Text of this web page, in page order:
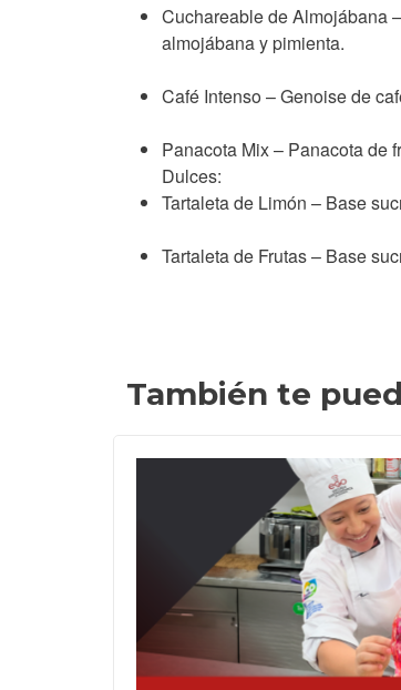
Cuchareable de Almojábana
almojábana y pimienta.
Café Intenso – Genoise de
Panacota Mix – Panacota de
Dulces:
Tartaleta de Limón – Base
Tartaleta de Frutas – Base
También te